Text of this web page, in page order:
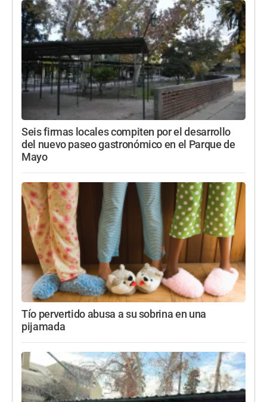
Seis firmas locales compiten por el desarrollo
del nuevo paseo gastronómico en el Parque de
Mayo
Tío pervertido abusa a su sobrina en una
pijamada